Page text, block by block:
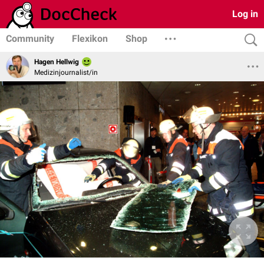
Log in
Community Flexikon Shop
Hagen Hellwig
Medizinjournalist/in